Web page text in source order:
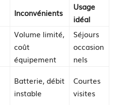
Inconvénients
Usage
idéal
Volume limité,
coût
équipement
Séjours
occasion
nels
Batterie, débit
instable
Courtes
visites